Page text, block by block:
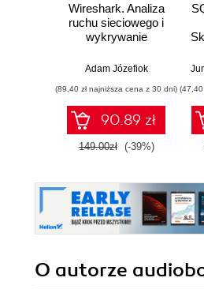
Wireshark. Analiza
ruchu sieciowego i
wykrywanie
Adam Józefiok
(89,40 zł najniższa cena z 30 dni)
90.89 zł
149.00zł (-39%)
(47,40
O autorze